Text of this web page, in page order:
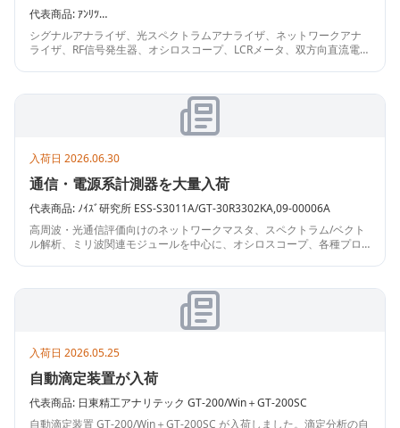
代表商品:ｱﾝﾘﾂ
MS2691A/001,003,008,MA24106A,MX269020A,MX269030A,MX703721A-
010,B0633A,Z1166A
シグナルアナライザ、光スペクトラムアナライザ、ネットワークアナ
ライザ、RF信号発生器、オシロスコープ、LCRメータ、双方向直流電
入荷日 2026.06.30
通信・電源系計測器を大量入荷
代表商品: ﾉｲｽﾞ研究所 ESS-S3011A/GT-30R3302KA,09-00006A
高周波・光通信評価向けのネットワークマスタ、スペクトラム/ベクト
ル解析、ミリ波関連モジュールを中心に、オシロスコープ、各種プロ
入荷日 2026.05.25
自動滴定装置が入荷
代表商品: 日東精工アナリテック GT-200/Win＋GT-200SC
自動滴定装置 GT-200/Win＋GT-200SC が入荷しました。滴定分析の自